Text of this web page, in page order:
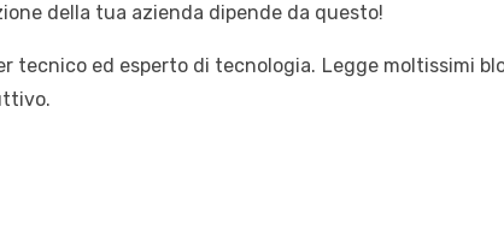
della tua azienda dipende da questo!
tecnico ed esperto di tecnologia. Legge moltissimi